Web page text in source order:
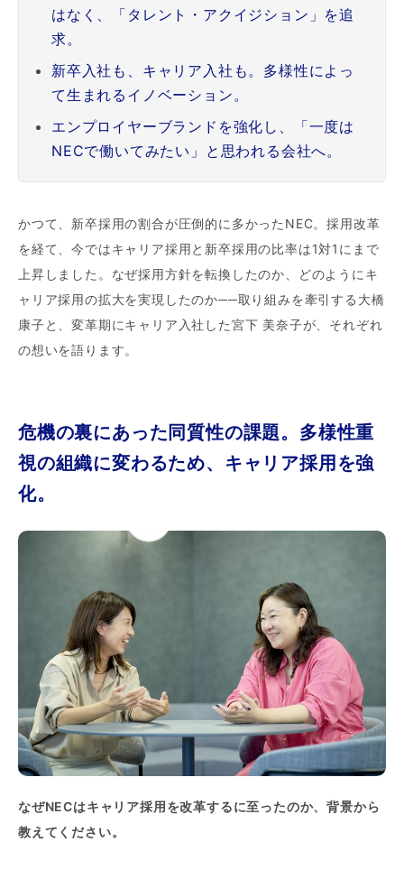
はなく、「タレント・アクイジション」を追
求。
新卒入社も、キャリア入社も。多様性によっ
て生まれるイノベーション。
エンプロイヤーブランドを強化し、「一度は
NECで働いてみたい」と思われる会社へ。
かつて、新卒採用の割合が圧倒的に多かったNEC。採用改革
を経て、今ではキャリア採用と新卒採用の比率は1対1にまで
上昇しました。なぜ採用方針を転換したのか、どのようにキ
ャリア採用の拡大を実現したのか──取り組みを牽引する大橋
康子と、変革期にキャリア入社した宮下 美奈子が、それぞれ
の想いを語ります。
危機の裏にあった同質性の課題。多様性重
視の組織に変わるため、キャリア採用を強
化。
なぜNECはキャリア採用を改革するに至ったのか、背景から
教えてください。